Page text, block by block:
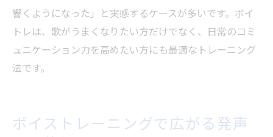
響くようになった」と実感するケースが多いです。ボイ
トレは、歌がうまくなりたい方だけでなく、日常のコミ
ュニケーション力を高めたい方にも最適なトレーニング
法です。
ボイストレーニングで広がる発声